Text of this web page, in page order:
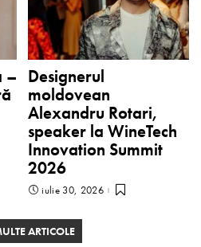
–
Designerul
moldovean
Alexandru Rotari,
speaker la WineTech
Innovation Summit
2026
iulie 30, 2026
ARTICOLE